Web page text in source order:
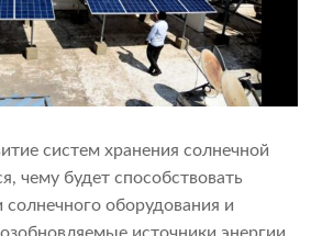
систем хранения солнечной
чему будет способствовать
оборудования и